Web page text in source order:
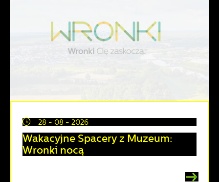
28 - 08 - 2026
Wakacyjne Spacery z Muzeum:
Wronki nocą